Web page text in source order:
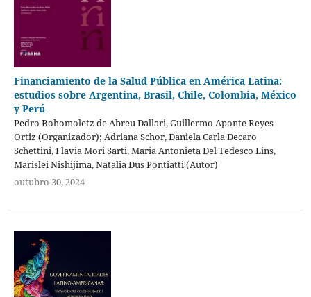
Financiamiento de la Salud Pública en América Latina:
estudios sobre Argentina, Brasil, Chile, Colombia, México
y Perú
Pedro Bohomoletz de Abreu Dallari, Guillermo Aponte Reyes
Ortiz (Organizador); Adriana Schor, Daniela Carla Decaro
Schettini, Flavia Mori Sarti, Maria Antonieta Del Tedesco Lins,
Marislei Nishijima, Natalia Dus Pontiatti (Autor)
outubro 30, 2024